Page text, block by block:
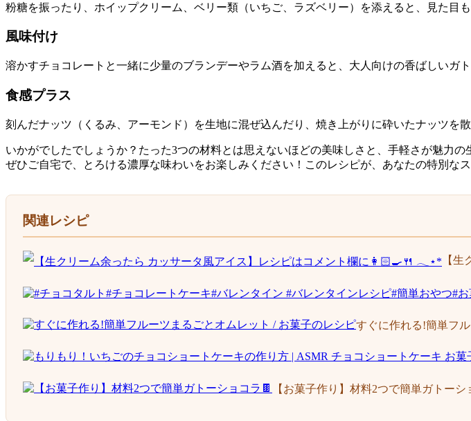
粉糖を振ったり、ホイップクリーム、ベリー類（いちご、ラズベリー）を添えると、見た目
風味付け
溶かすチョコレートと一緒に少量のブランデーやラム酒を加えると、大人向けの香ばしいガ
食感プラス
刻んだナッツ（くるみ、アーモンド）を生地に混ぜ込んだり、焼き上がりに砕いたナッツを
いかがでしたでしょうか？たった3つの材料とは思えないほどの美味しさと、手軽さが魅力
ぜひご自宅で、とろける濃厚な味わいをお楽しみください！このレシピが、あなたの特別な
関連レシピ
【
すぐに作れる!簡単フ
【お菓子作り】材料2つで簡単ガトーシ